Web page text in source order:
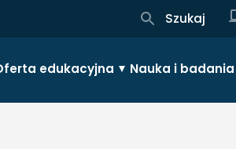
Szukaj
edukacyjna Nauka i badania